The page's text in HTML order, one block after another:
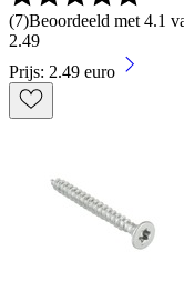
(7)Beoordeeld met 4.1
2.49
Prijs: 2.49 euro